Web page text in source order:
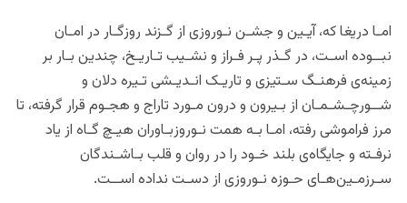
امـا دریغا که، آیـین و جشـن نـوروزی از گـزند روزگـار در امـان
نبــوده اسـت، در گـذر پـر فـراز و نشـیب تـاریـخ، چندین بـار بر
زمینه‌ی فرهنـگ‌ سـتیزی و تاریـک‌ انـدیـشی تـیره دلان و
شــورچـشـمـان از بـیرون و درون مـورد تاراج و هجـوم قرار گرفته، تا
مرز فراموشی رفته، امـا بـه همت نـوروزبـاوران هیـچ گـاه از یاد
نرفـته و جایگاه‌ی بلند خـود را در روان و قلب بـاشـندگان
سـرزمـین‌هـای حـوزه نـوروزی از دسـت نداده اســت.